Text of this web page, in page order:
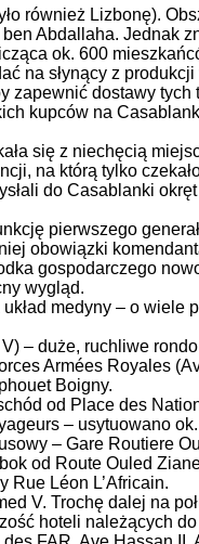
również Lizbonę).
Abdallaha. Jednak
ok. 600
na słynący z produkcji
zapewnić dostawy tych
kupców na
się z niechęcią
na którą tylko
do Casablanki okręt
pierwszego
obowiązki
gospodarczego
wygląd.
medyny – o wiele
– duże, ruchliwe
Armées Royales
Boigny.
od Place des
– usytuowano
– Gare Routiere
od Route Ouled
Rue Léon L’Africain.
V. Trochę dalej na
hoteli należących